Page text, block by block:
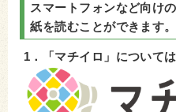
スマートフォンなど向け
紙を読むことができます。
1．「マチイロ」について